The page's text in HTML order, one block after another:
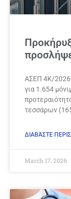
ΑΣΕΠ 4Κ/2026:
για 1.654
τεσσάρων
ΔΙΑΒΆΣΤΕ
March 17, 2026